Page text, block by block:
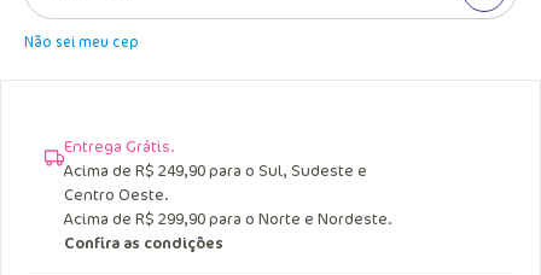
Entrega Grátis.
Acima de R$ 249,90 para o Sul, Sudeste e
Centro Oeste.